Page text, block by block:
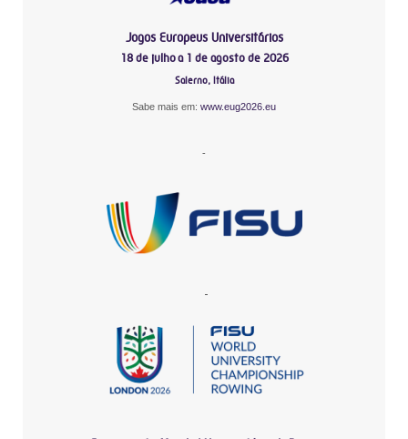
Jogos Europeus Universitários
18 de julho a 1 de agosto de 2026
Salerno, Itália
Sabe mais em: www.eug2026.eu
-
-